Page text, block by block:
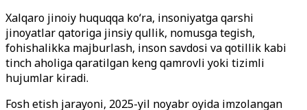
Xalqaro jinoiy huquqqa ko‘ra, insoniyatga qarshi
jinoyatlar qatoriga jinsiy qullik, nomusga tegish,
fohishalikka majburlash, inson savdosi va qotillik kabi
tinch aholiga qaratilgan keng qamrovli yoki tizimli
hujumlar kiradi.
Fosh etish jarayoni, 2025-yil noyabr oyida imzolangan